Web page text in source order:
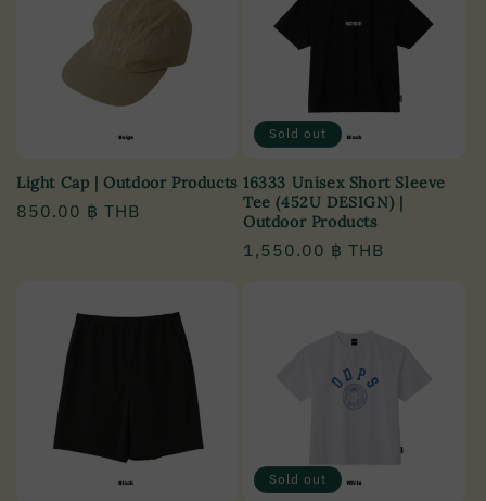
Light Cap | Outdoor Products
Regular
850.00 ฿ THB
Sold out
16333 Unisex Short Sleeve
Tee (452U DESIGN) |
Outdoor Products
Regular
1,550.00 ฿ THB
Sold out